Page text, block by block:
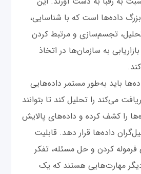
داده‌ها است که با شناسایی‌،
تجسم‌سازی و مرتبط کردن
به سازمان‌ها در اتخاذ
باید به‌طور مستمر داده‌هایی
می‌کند را تحلیل کند تا بتوانند
را کشف کرده و داده‌های پالایش
داده‌ها قرار دهد. قابلیت
فرموله کردن و حل مسئله، تفکر
مهارت‌هایی هستند که یک